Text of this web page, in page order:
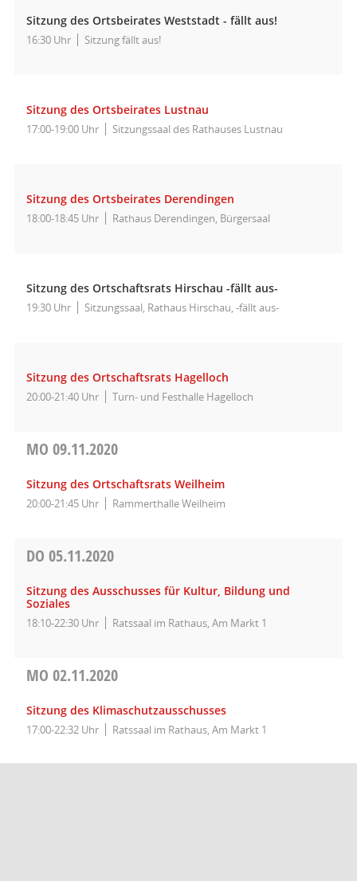
Sitzung des Ortsbeirates Weststadt - fällt aus!
16:30 Uhr Sitzung fällt aus!
Sitzung des Ortsbeirates Lustnau
17:00-19:00 Uhr Sitzungssaal des Rathauses Lustnau
Sitzung des Ortsbeirates Derendingen
18:00-18:45 Uhr Rathaus Derendingen, Bürgersaal
Sitzung des Ortschaftsrats Hirschau -fällt aus-
19:30 Uhr Sitzungssaal, Rathaus Hirschau, -fällt aus-
Sitzung des Ortschaftsrats Hagelloch
20:00-21:40 Uhr Turn- und Festhalle Hagelloch
MO 09.11.2020
Sitzung des Ortschaftsrats Weilheim
20:00-21:45 Uhr Rammerthalle Weilheim
DO 05.11.2020
Sitzung des Ausschusses für Kultur, Bildung und
Soziales
18:10-22:30 Uhr Ratssaal im Rathaus, Am Markt 1
MO 02.11.2020
Sitzung des Klimaschutzausschusses
17:00-22:32 Uhr Ratssaal im Rathaus, Am Markt 1